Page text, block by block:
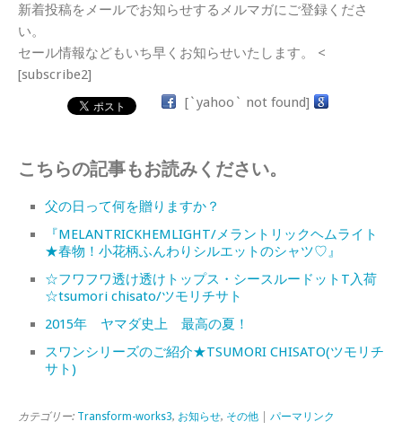
新着投稿をメールでお知らせするメルマガにご登録くださ
い。
セール情報などもいち早くお知らせいたします。 <
[subscribe2]
[`yahoo` not found]
こちらの記事もお読みください。
父の日って何を贈りますか？
『MELANTRICKHEMLIGHT/メラントリックヘムライト
★春物！小花柄ふんわりシルエットのシャツ♡』
☆フワフワ透け透けトップス・シースルードットT入荷
☆tsumori chisato/ツモリチサト
2015年 ヤマダ史上 最高の夏！
スワンシリーズのご紹介★TSUMORI CHISATO(ツモリチ
サト)
カテゴリー: Transform-works3, お知らせ, その他 パーマリンク